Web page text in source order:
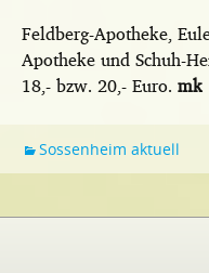
Feldberg-Apotheke,
Apotheke und Schuh-
18,- bzw. 20,- Euro. mk
Sossenheim aktuell